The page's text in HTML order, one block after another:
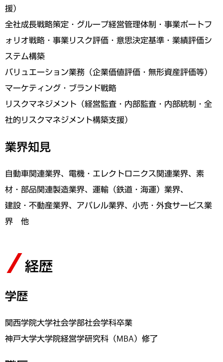
援）
全社成長戦略策定・グループ経営管理体制・事業ポートフ
ォリオ戦略・事業リスク評価・意思決定基準・業績評価シ
ステム構築
バリュエーション業務（企業価値評価・無形資産評価等）
マーケティング・ブランド戦略
リスクマネジメント（経営監査・内部監査・内部統制・全
社的リスクマネジメント構築支援）
業界知見
自動車関連業界、電機・エレクトロニクス関連業界、素
材・部品関連製造業界、運輸（鉄道・海運）業界、
建設・不動産業界、アパレル業界、小売・外食サービス業
界 他
経歴
学歴
関西学院大学社会学部社会学科卒業
神戸大学大学院経営学研究科（MBA）修了